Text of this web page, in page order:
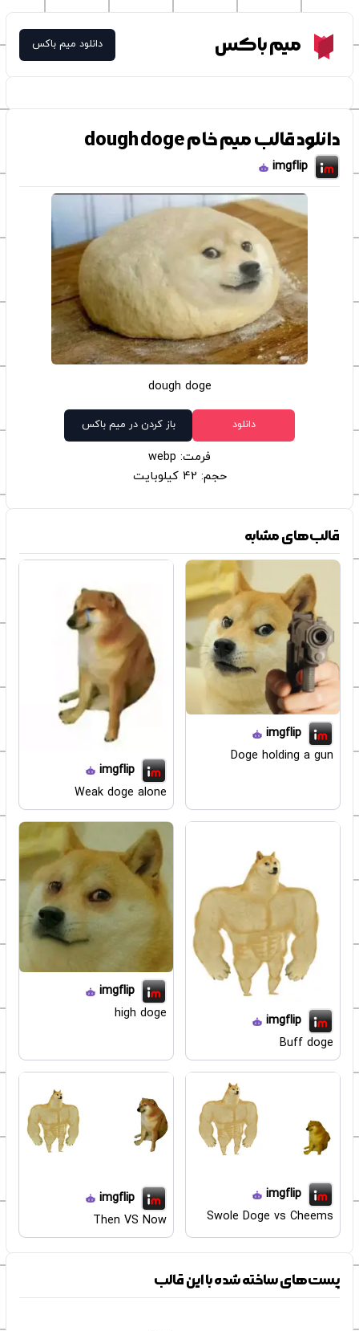
Meme Boxمیم باکس دانلود میم باکس
دانلود قالب میم خام dough doge
imgflip
dough doge
دانلود باز کردن در میم باکس
فرمت: webp
حجم: 42 کیلوبایت
قالب‌های مشابه
imgflip
Doge holding a gun
imgflip
Weak doge alone
imgflip
Buff doge
imgflip
high doge
imgflip
Swole Doge vs Cheems
imgflip
Then VS Now
پست‌های ساخته شده با این قالب